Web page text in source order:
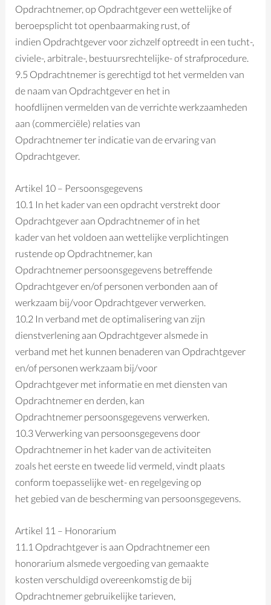
Opdrachtnemer, op Opdrachtgever een wettelijke of
beroepsplicht tot openbaarmaking rust, of
indien Opdrachtgever voor zichzelf optreedt in een tucht-,
civiele-, arbitrale-, bestuursrechtelijke- of strafprocedure.
9.5 Opdrachtnemer is gerechtigd tot het vermelden van
de naam van Opdrachtgever en het in
hoofdlijnen vermelden van de verrichte werkzaamheden
aan (commerciële) relaties van
Opdrachtnemer ter indicatie van de ervaring van
Opdrachtgever.
Artikel 10 – Persoonsgegevens
10.1 In het kader van een opdracht verstrekt door
Opdrachtgever aan Opdrachtnemer of in het
kader van het voldoen aan wettelijke verplichtingen
rustende op Opdrachtnemer, kan
Opdrachtnemer persoonsgegevens betreffende
Opdrachtgever en/of personen verbonden aan of
werkzaam bij/voor Opdrachtgever verwerken.
10.2 In verband met de optimalisering van zijn
dienstverlening aan Opdrachtgever alsmede in
verband met het kunnen benaderen van Opdrachtgever
en/of personen werkzaam bij/voor
Opdrachtgever met informatie en met diensten van
Opdrachtnemer en derden, kan
Opdrachtnemer persoonsgegevens verwerken.
10.3 Verwerking van persoonsgegevens door
Opdrachtnemer in het kader van de activiteiten
zoals het eerste en tweede lid vermeld, vindt plaats
conform toepasselijke wet- en regelgeving op
het gebied van de bescherming van persoonsgegevens.
Artikel 11 – Honorarium
11.1 Opdrachtgever is aan Opdrachtnemer een
honorarium alsmede vergoeding van gemaakte
kosten verschuldigd overeenkomstig de bij
Opdrachtnemer gebruikelijke tarieven,